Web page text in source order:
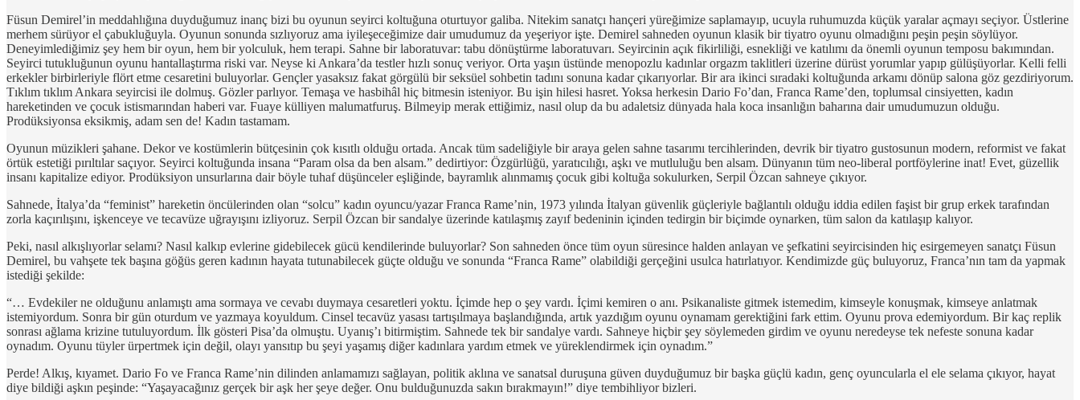
Füsun Demirel’in meddahlığına duyduğumuz inanç bizi bu oyunun seyirci koltuğuna oturtuyor galiba. Nitekim sanatçı hançeri yüreğimize saplamayıp, ucuyla ruhumuzda küçük yaralar açmayı seçiyor. Üstlerine
merhem sürüyor el çabukluğuyla. Oyunun sonunda sızlıyoruz ama iyileşeceğimize dair umudumuz da yeşeriyor işte. Demirel sahneden oyunun klasik bir tiyatro oyunu olmadığını peşin peşin söylüyor.
Deneyimlediğimiz şey hem bir oyun, hem bir yolculuk, hem terapi. Sahne bir laboratuvar: tabu dönüştürme laboratuvarı. Seyircinin açık fikirliliği, esnekliği ve katılımı da önemli oyunun temposu bakımından.
Seyirci tutukluğunun oyunu hantallaştırma riski var. Neyse ki Ankara’da testler hızlı sonuç veriyor. Orta yaşın üstünde menopozlu kadınlar orgazm taklitleri üzerine dürüst yorumlar yapıp gülüşüyorlar. Kelli felli
erkekler birbirleriyle flört etme cesaretini buluyorlar. Gençler yasaksız fakat görgülü bir seksüel sohbetin tadını sonuna kadar çıkarıyorlar. Bir ara ikinci sıradaki koltuğunda arkamı dönüp salona göz gezdiriyorum.
Tıklım tıklım Ankara seyircisi ile dolmuş. Gözler parlıyor. Temaşa ve hasbihâl hiç bitmesin isteniyor. Bu işin hilesi hasret. Yoksa herkesin Dario Fo’dan, Franca Rame’den, toplumsal cinsiyetten, kadın
hareketinden ve çocuk istismarından haberi var. Fuaye külliyen malumatfuruş. Bilmeyip merak ettiğimiz, nasıl olup da bu adaletsiz dünyada hala koca insanlığın baharına dair umudumuzun olduğu.
Prodüksiyonsa eksikmiş, adam sen de! Kadın tastamam.
Oyunun müzikleri şahane. Dekor ve kostümlerin bütçesinin çok kısıtlı olduğu ortada. Ancak tüm sadeliğiyle bir araya gelen sahne tasarımı tercihlerinden, devrik bir tiyatro gustosunun modern, reformist ve fakat
örtük estetiği pırıltılar saçıyor. Seyirci koltuğunda insana “Param olsa da ben alsam.” dedirtiyor: Özgürlüğü, yaratıcılığı, aşkı ve mutluluğu ben alsam. Dünyanın tüm neo-liberal portföylerine inat! Evet, güzellik
insanı kapitalize ediyor. Prodüksiyon unsurlarına dair böyle tuhaf düşünceler eşliğinde, bayramlık alınmamış çocuk gibi koltuğa sokulurken, Serpil Özcan sahneye çıkıyor.
Sahnede, İtalya’da “feminist” hareketin öncülerinden olan “solcu” kadın oyuncu/yazar Franca Rame’nin, 1973 yılında İtalyan güvenlik güçleriyle bağlantılı olduğu iddia edilen faşist bir grup erkek tarafından
zorla kaçırılışını, işkenceye ve tecavüze uğrayışını izliyoruz. Serpil Özcan bir sandalye üzerinde katılaşmış zayıf bedeninin içinden tedirgin bir biçimde oynarken, tüm salon da katılaşıp kalıyor.
Peki, nasıl alkışlıyorlar selamı? Nasıl kalkıp evlerine gidebilecek gücü kendilerinde buluyorlar? Son sahneden önce tüm oyun süresince halden anlayan ve şefkatini seyircisinden hiç esirgemeyen sanatçı Füsun
Demirel, bu vahşete tek başına göğüs geren kadının hayata tutunabilecek güçte olduğu ve sonunda “Franca Rame” olabildiği gerçeğini usulca hatırlatıyor. Kendimizde güç buluyoruz, Franca’nın tam da yapmak
istediği şekilde:
“… Evdekiler ne olduğunu anlamıştı ama sormaya ve cevabı duymaya cesaretleri yoktu. İçimde hep o şey vardı. İçimi kemiren o anı. Psikanaliste gitmek istemedim, kimseyle konuşmak, kimseye anlatmak
istemiyordum. Sonra bir gün oturdum ve yazmaya koyuldum. Cinsel tecavüz yasası tartışılmaya başlandığında, artık yazdığım oyunu oynamam gerektiğini fark ettim. Oyunu prova edemiyordum. Bir kaç replik
sonrası ağlama krizine tutuluyordum. İlk gösteri Pisa’da olmuştu. Uyanış’ı bitirmiştim. Sahnede tek bir sandalye vardı. Sahneye hiçbir şey söylemeden girdim ve oyunu neredeyse tek nefeste sonuna kadar
oynadım. Oyunu tüyler ürpertmek için değil, olayı yansıtıp bu şeyi yaşamış diğer kadınlara yardım etmek ve yüreklendirmek için oynadım.”
Perde! Alkış, kıyamet. Dario Fo ve Franca Rame’nin dilinden anlamamızı sağlayan, politik aklına ve sanatsal duruşuna güven duyduğumuz bir başka güçlü kadın, genç oyuncularla el ele selama çıkıyor, hayat
diye bildiği aşkın peşinde: “Yaşayacağınız gerçek bir aşk her şeye değer. Onu bulduğunuzda sakın bırakmayın!” diye tembihliyor bizleri.